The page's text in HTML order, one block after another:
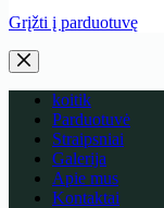
Grįžti į parduotuvę
koitik
Parduotuvė
Straipsniai
Galerija
Apie mus
Kontaktai